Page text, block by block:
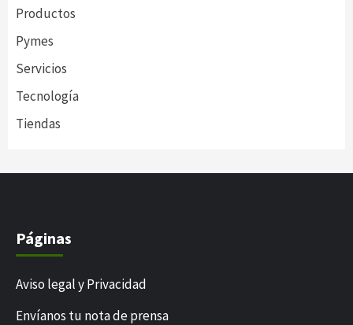
Productos
Pymes
Servicios
Tecnología
Tiendas
Páginas
Aviso legal y Privacidad
Envíanos tu nota de prensa